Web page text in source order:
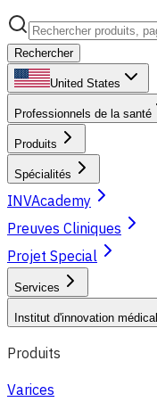
Rechercher
United States
Professionnels de la santé
Produits
Spécialités
INVAcademy
Preuves Cliniques
Projet Special
Services
Institut d'innovation
Produits
Varices